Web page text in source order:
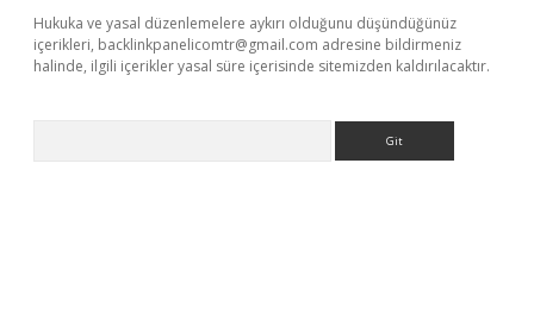
Hukuka ve yasal düzenlemelere aykırı olduğunu düşündüğünüz
içerikleri, backlinkpanelicomtr@gmail.com adresine bildirmeniz
halinde, ilgili içerikler yasal süre içerisinde sitemizden kaldırılacaktır.